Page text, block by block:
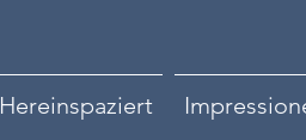
Hereinspaziert